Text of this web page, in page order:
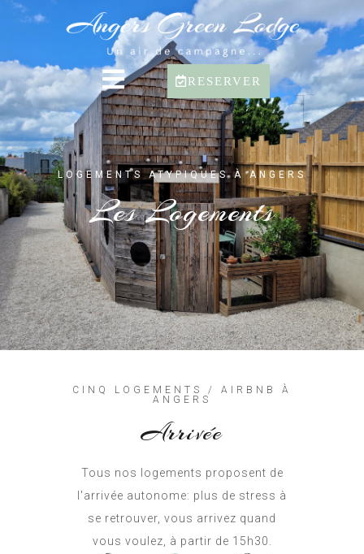
RESERVER
LOGEMENTS ATYPIQUES À ANGERS
Les Logements
CINQ LOGEMENTS / AIRBNB À
ANGERS
Arrivée
Tous nos logements proposent de
l'arrivée autonome: plus de stress à
se retrouver, vous arrivez quand
vous voulez, à partir de 15h30.